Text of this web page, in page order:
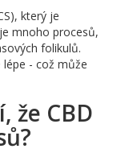
který je
mnoho procesů,
folikulů.
lépe - což může
že CBD